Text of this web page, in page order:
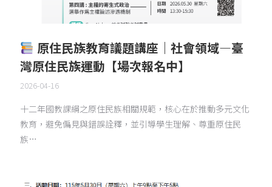
原住民族教育議題講座｜社會領域—臺
灣原住民族運動【場次報名中】
2026-04-16
十二年國教課綱之原住民族相關規範，核心在於推動多元文化
教育，避免偏見與錯誤詮釋，並引導學生理解、尊重原住民
族…